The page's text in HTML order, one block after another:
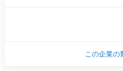
この企業の